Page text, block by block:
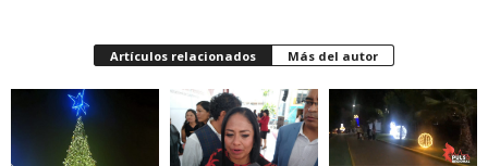
Artículos relacionados Más del autor